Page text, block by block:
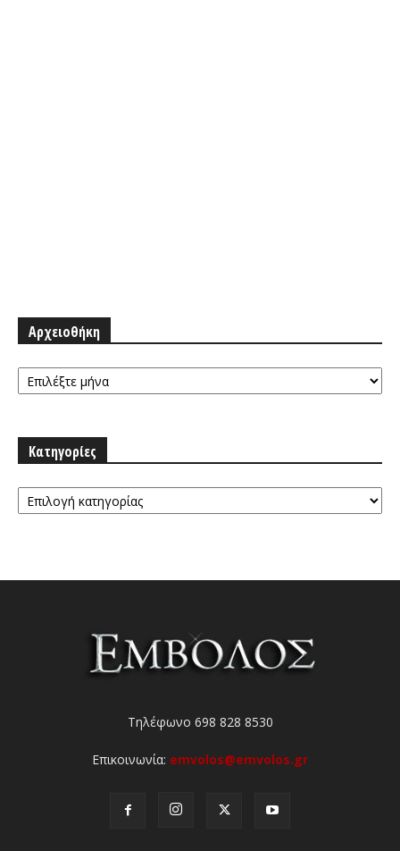
Αρχειοθήκη
Αρχειοθήκη
Κατηγορίες
Κατηγορίες
Τηλέφωνο 698 828 8530
Επικοινωνία: emvolos@emvolos.gr